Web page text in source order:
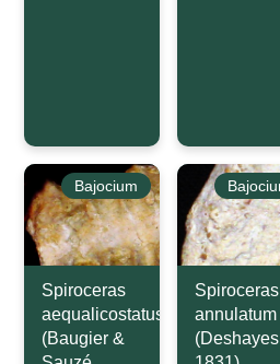
Bajocium
Spiroceras
aequalicostatus
(Baugier &
Spiroceras
annulatum